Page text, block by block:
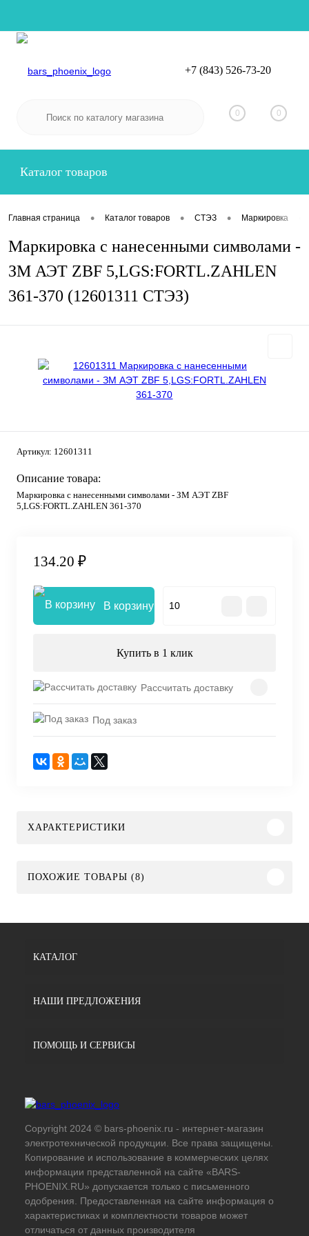
Вход
+7 (843) 526-73-20
0 0
Каталог товаров
Главная страница • Каталог товаров • СТЭЗ • Маркировка
Маркировка с нанесенными символами -
ЗМ АЭТ ZBF 5,LGS:FORTL.ZAHLEN
361-370 (12601311 СТЭЗ)
Артикул: 12601311
Описание товара:
Маркировка с нанесенными символами - ЗМ АЭТ ZBF
5,LGS:FORTL.ZAHLEN 361-370
134.20 ₽
В корзину
Купить в 1 клик
Рассчитать доставку
Под заказ
ХАРАКТЕРИСТИКИ
ПОХОЖИЕ ТОВАРЫ (8)
КАТАЛОГ
НАШИ ПРЕДЛОЖЕНИЯ
ПОМОЩЬ И СЕРВИСЫ
Copyright 2024 © bars-phoenix.ru - интернет-магазин
электротехнической продукции. Все права защищены.
Копирование и использование в коммерческих целях
информации представленной на сайте «BARS-
PHOENIX.RU» допускается только с письменного
одобрения. Предоставленная на сайте информация о
характеристиках и комплектности товаров может
отличаться от данных производителя